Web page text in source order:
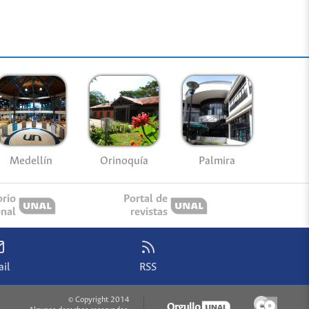
Medellín Orinoquía Palmira
Portal de
revistas
RSS
© Copyright 2014